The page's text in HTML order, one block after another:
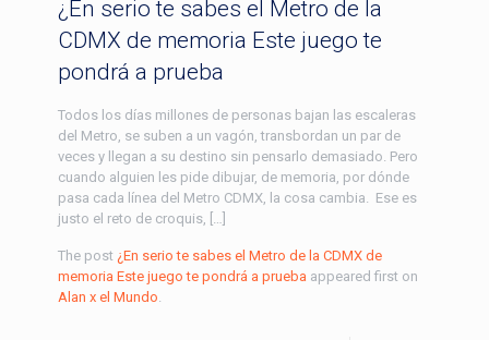
¿En serio te sabes el Metro de la
CDMX de memoria Este juego te
pondrá a prueba
Todos los días millones de personas bajan las escaleras
del Metro, se suben a un vagón, transbordan un par de
veces y llegan a su destino sin pensarlo demasiado. Pero
cuando alguien les pide dibujar, de memoria, por dónde
pasa cada línea del Metro CDMX, la cosa cambia. Ese es
justo el reto de croquis, […]
The post ¿En serio te sabes el Metro de la CDMX de
memoria Este juego te pondrá a prueba appeared first on
Alan x el Mundo.